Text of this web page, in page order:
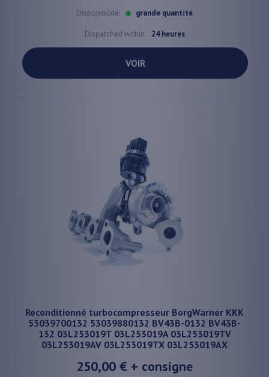
Disponibilité: grande quantité
Dispatched within: 24 heures
VOIR
Reconditionné turbocompresseur BorgWarner KKK
53039700132 53039880132 BV43B-0132 BV43B-
132 03L253019T 03L253019A 03L253019TV
03L253019AV 03L253019TX 03L253019AX
250,00 € + consigne